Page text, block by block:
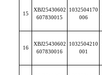
15
XBJ25430602
607830015
1032504170
006
16
XBJ25430602
607830016
1032504210
001